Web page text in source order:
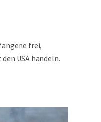
frei,
USA handeln.